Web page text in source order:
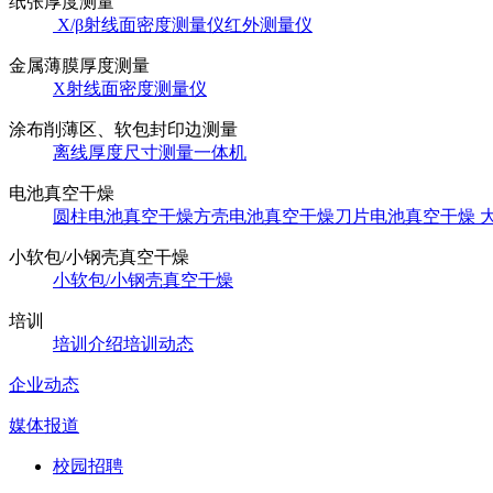
X/β射线面密度测量仪红外测量仪
金属薄膜厚度测量
X射线面密度测量仪
涂布削薄区、软包封印边测量
离线厚度尺寸测量一体机
电池真空干燥
圆柱电池真空干燥方壳电池真空干燥刀片电池真空干燥
小软包/小钢壳真空干燥
小软包/小钢壳真空干燥
培训
培训介绍培训动态
企业动态
媒体报道
校园招聘